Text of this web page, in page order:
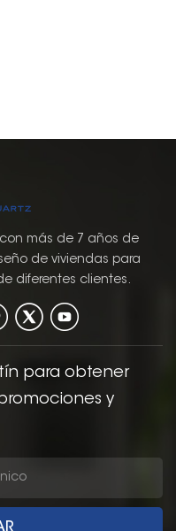
más de 7 años de
de viviendas para
diferentes clientes.
para obtener
y